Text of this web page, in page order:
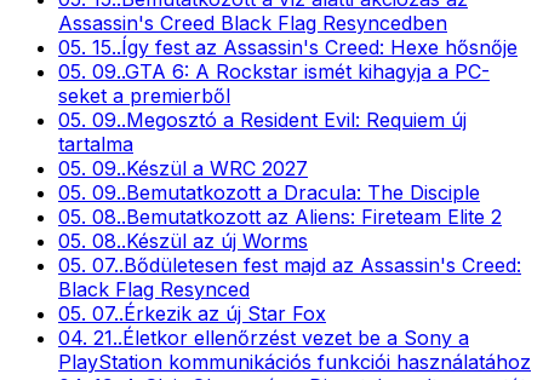
Assassin's Creed Black Flag Resyncedben
05. 15..Így fest az Assassin's Creed: Hexe hősnője
05. 09..GTA 6: A Rockstar ismét kihagyja a PC-
seket a premierből
05. 09..Megosztó a Resident Evil: Requiem új
tartalma
05. 09..Készül a WRC 2027
05. 09..Bemutatkozott a Dracula: The Disciple
05. 08..Bemutatkozott az Aliens: Fireteam Elite 2
05. 08..Készül az új Worms
05. 07..Bődületesen fest majd az Assassin's Creed:
Black Flag Resynced
05. 07..Érkezik az új Star Fox
04. 21..Életkor ellenőrzést vezet be a Sony a
PlayStation kommunikációs funkciói használatához